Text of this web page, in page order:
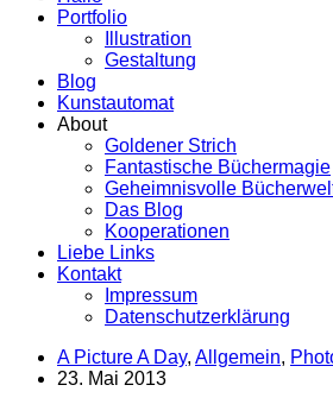
Portfolio
Illustration
Gestaltung
Blog
Kunstautomat
About
Goldener Strich
Fantastische Büchermagie
Geheimnisvolle
Das Blog
Kooperationen
Liebe Links
Kontakt
Impressum
Datenschutzerklärung
A Picture A Day, Allgemein,
23. Mai 2013